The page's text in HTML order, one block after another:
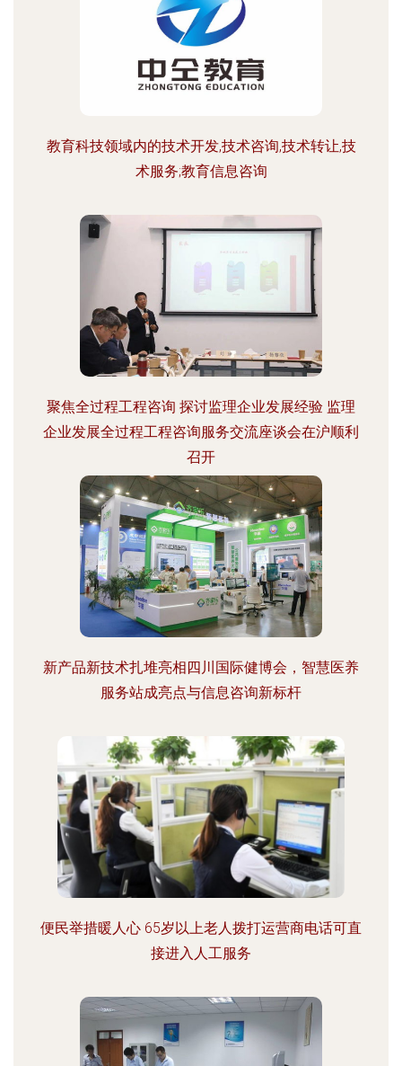
教育科技领域内的技术开发,技术咨询,技术转让,技
术服务;教育信息咨询
聚焦全过程工程咨询 探讨监理企业发展经验 监理
企业发展全过程工程咨询服务交流座谈会在沪顺利
召开
新产品新技术扎堆亮相四川国际健博会，智慧医养
服务站成亮点与信息咨询新标杆
便民举措暖人心 65岁以上老人拨打运营商电话可直
接进入人工服务